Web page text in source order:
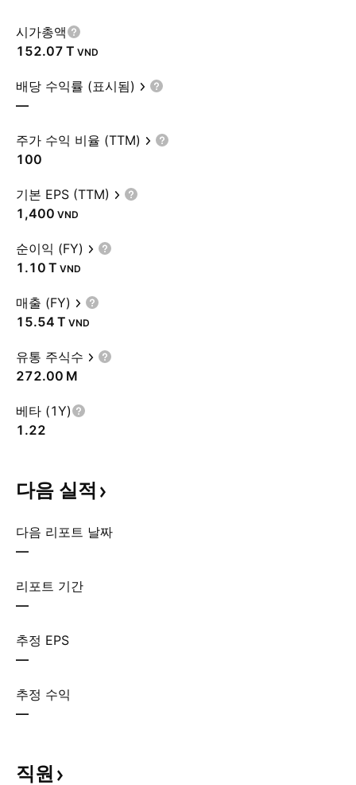
시가총액
‪152.07 T‬ VND
배당 수익률 (표시됨)
—
주가 수익 비율 (TTM)
100
기본 EPS (TTM)
1,400 VND
순이익 (FY)
‪1.10 T‬ VND
매출 (FY)
‪15.54 T‬ VND
유통 주식수
‪272.00 M‬
베타 (1Y)
1.22
다음 실적
다음 리포트 날짜
—
리포트 기간
—
추정 EPS
—
추정 수익
—
직원